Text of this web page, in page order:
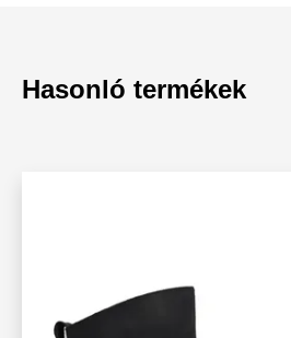
Hasonló termékek